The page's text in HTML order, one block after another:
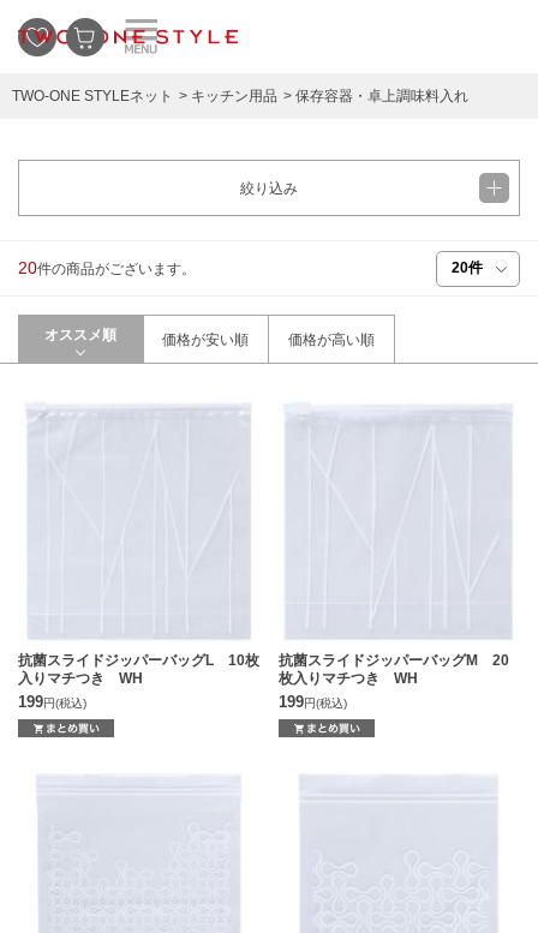
TWO-ONE STYLEネット キッチン用品 保存容器・卓上調味料入れ
絞り込み
20件の商品がございます。
オススメ順 価格が安い順 価格が高い順
抗菌スライドジッパーバッグL 10枚
入りマチつき WH
199円(税込)
抗菌スライドジッパーバッグM 20
枚入りマチつき WH
199円(税込)